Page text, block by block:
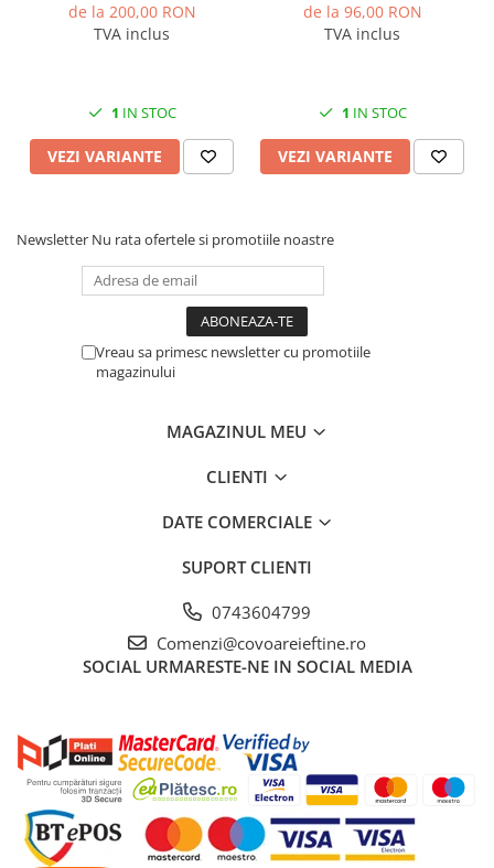
de la 200,00 RON
TVA inclus
1 IN STOC
VEZI VARIANTE
de la 96,00 RON
TVA inclus
1 IN STOC
VEZI VARIANTE
Newsletter Nu rata ofertele si promotiile noastre
Vreau sa primesc newsletter cu promotiile
magazinului
MAGAZINUL MEU
CLIENTI
DATE COMERCIALE
SUPORT CLIENTI
0743604799
Comenzi@covoareieftine.ro
SOCIAL URMARESTE-NE IN SOCIAL MEDIA